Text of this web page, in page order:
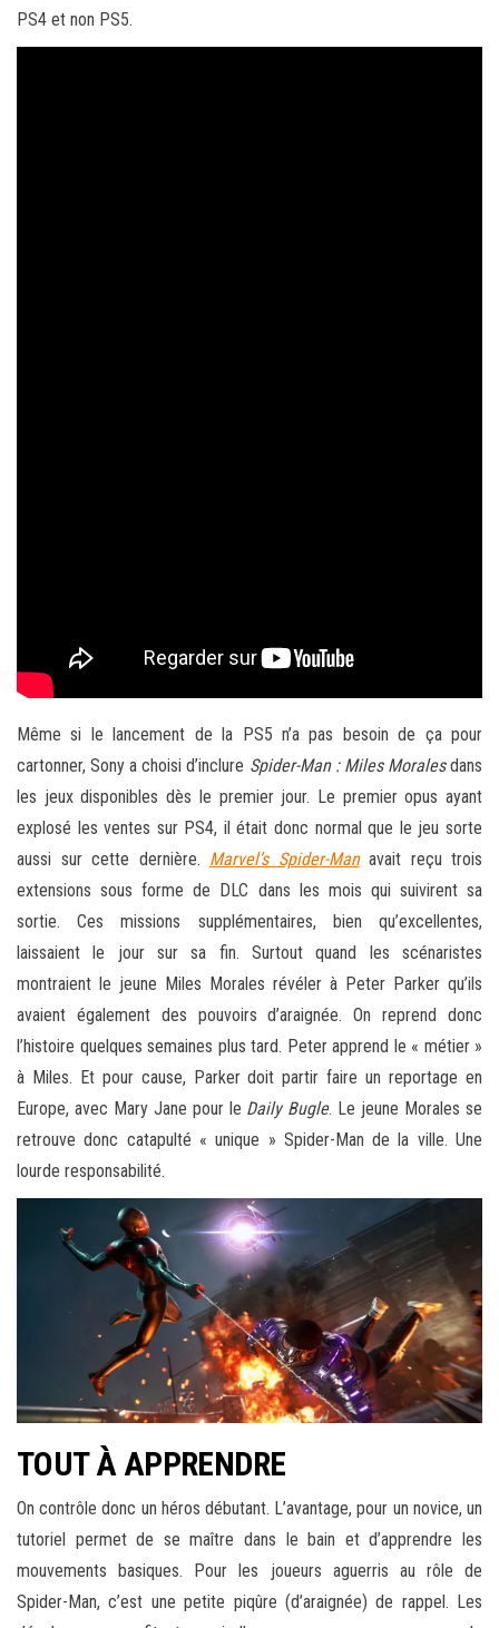
PS4 et non PS5.
Même si le lancement de la PS5 n’a pas besoin de ça pour
cartonner, Sony a choisi d’inclure Spider-Man : Miles Moralesdans
les jeux disponibles dès le premier jour. Le premier opus ayant
explosé les ventes sur PS4, il était donc normal que le jeu sorte
aussi sur cette dernière. Marvel’s Spider-Manavait reçu trois
extensions sous forme de DLC dans les mois qui suivirent sa
sortie. Ces missions supplémentaires, bien qu’excellentes,
laissaient le jour sur sa fin. Surtout quand les scénaristes
montraient le jeune Miles Morales révéler à Peter Parker qu’ils
avaient également des pouvoirs d’araignée. On reprend donc
l’histoire quelques semaines plus tard. Peter apprend le « métier »
à Miles. Et pour cause, Parker doit partir faire un reportage en
Europe, avec Mary Jane pour le Daily Bugle. Le jeune Morales se
retrouve donc catapulté « unique » Spider-Man de la ville. Une
lourde responsabilité.
TOUT À APPRENDRE
On contrôle donc un héros débutant. L’avantage, pour un novice, un
tutoriel permet de se maître dans le bain et d’apprendre les
mouvements basiques. Pour les joueurs aguerris au rôle de
Spider-Man, c’est une petite piqûre (d’araignée) de rappel. Les